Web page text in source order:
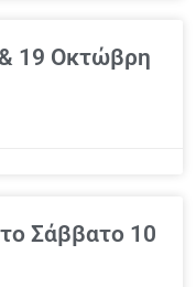
19 Οκτώβρη
Σάββατο 10